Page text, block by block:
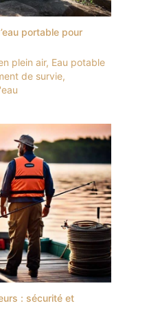
portable pour
plein air, Eau potable
de survie,
: sécurité et